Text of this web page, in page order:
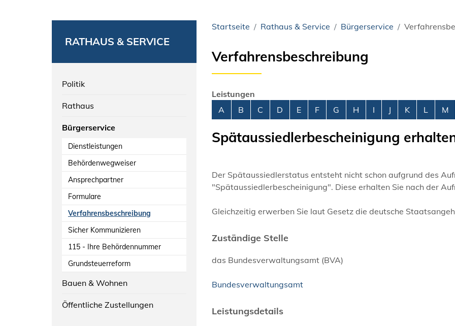
RATHAUS & SERVICE
Politik
Rathaus
Bürgerservice
Dienstleistungen
Behördenwegweiser
Ansprechpartner
Formulare
Verfahrensbeschreibung
Sicher Kommunizieren
115 - Ihre Behördennummer
Grundsteuerreform
Bauen & Wohnen
Öffentliche Zustellungen
Startseite Rathaus & Service Bürgerservice
Verfahrensbeschreibung
Leistungen
Alphabetisches Register überspringen
A B C D E F G H I J K L M
Spätaussiedlerbescheinigung
Der Spätaussiedlerstatus entsteht nicht schon aufgrund des
"Spätaussiedlerbescheinigung". Diese erhalten Sie nach der
Gleichzeitig erwerben Sie laut Gesetz die deutsche
Zuständige Stelle
das Bundesverwaltungsamt (BVA)
Bundesverwaltungsamt
Leistungsdetails